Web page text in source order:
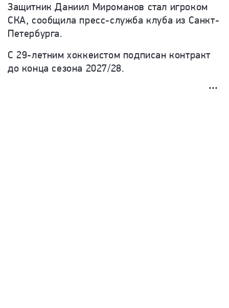
Защитник Даниил Мироманов стал игроком
СКА, сообщила пресс-служба клуба из Санкт-
Петербурга.
С 29-летним хоккеистом подписан контракт
до конца сезона 2027/28.